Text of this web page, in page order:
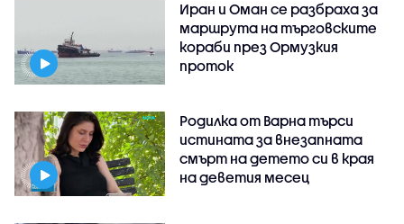
Иран и Оман се разбраха за
маршрута на търговските
кораби през Ормузкия
проток
Родилка от Варна търси
истината за внезапната
смърт на детето си в края
на деветия месец